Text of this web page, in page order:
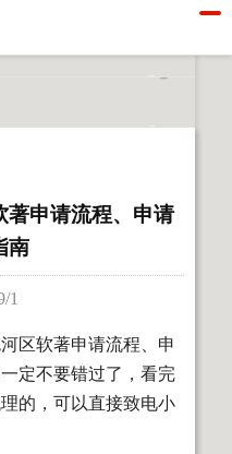
著申请流程、申请
南
1
区软著申请流程、申
定不要错过了，看完
的，可以直接致电小